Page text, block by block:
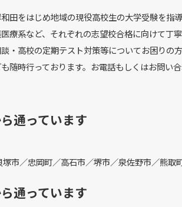
田をはじめ地域の現役高校生の大学受験を指導
療系など、それぞれの志望校合格に向けて丁寧
・高校の定期テスト対策等についてお困りの
随時行っております。お電話もしくはお問い
通っています
市／忠岡町／高石市／堺市／泉佐野市／熊取
通っています